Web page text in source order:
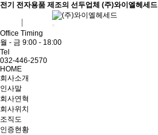
전기 전자용품 제조의 선두업체 (주)와이엘헤세드
Office Timing
월 - 금 9:00 - 18:00
Tel
032-446-2570
HOME
회사소개
인사말
회사연혁
회사위치
조직도
인증현황